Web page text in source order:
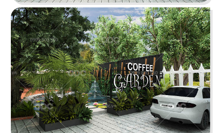
SHOWROOM
TIN
TỨC
LIÊN
HỆ
THE STREET "NHẬU CÓ CHẤT"
The Street được dựa trên văn hóa vỉa hè độc
đáo, xen lẫn hơi thở của đường phố, mang đến
vẻ đẹp Việt Nam đặc trưng cho thực khách
Chi tiết